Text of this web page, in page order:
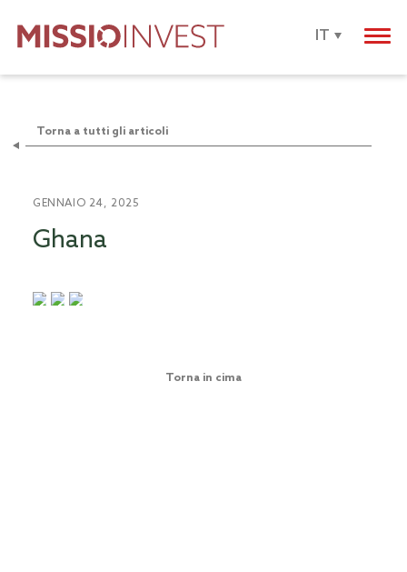
IT
Torna a tutti gli articoli
GENNAIO 24, 2025
Ghana
Torna in cima